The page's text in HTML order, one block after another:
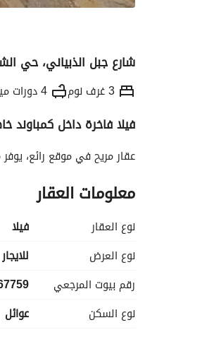
شارع جبل الذبياني، حي
3 غرف نوم 4 دورات مياه
معلومات
فيلا فاخرة داخل
عقار مريح في موقع رائع،
معلومات العقار
نوع العقار
فیلا
نوع العرض
للايجار
رقم بيوت المرجعي
نوع السكن
عوائل